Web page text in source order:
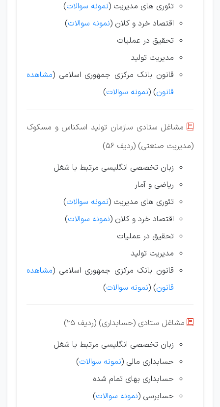
تئوری های مدیریت (نمونه سوالات)
اقتصاد خرد و کلان (نمونه سوالات)
تحقیق در عملیات
مدیریت تولید
قانون بانک مرکزی جمهوری اسلامی (مشاهده
قانون) (نمونه سوالات)

مشاغل ستادی سازمان تولید اسکناس و مسکوک
(مدیریت صنعتی) (ردیف 56)
زبان تخصصی انگلیسی مرتبط با شغل
ریاضی و آمار
تئوری های مدیریت (نمونه سوالات)
اقتصاد خرد و کلان (نمونه سوالات)
تحقیق در عملیات
مدیریت تولید
قانون بانک مرکزی جمهوری اسلامی (مشاهده
قانون) (نمونه سوالات)

مشاغل ستادی (حسابداری) (ردیف 25)
زبان تخصصی انگلیسی مرتبط با شغل
حسابداری مالی (نمونه سوالات)
حسابداری بهای تمام شده
حسابرسی (نمونه سوالات)